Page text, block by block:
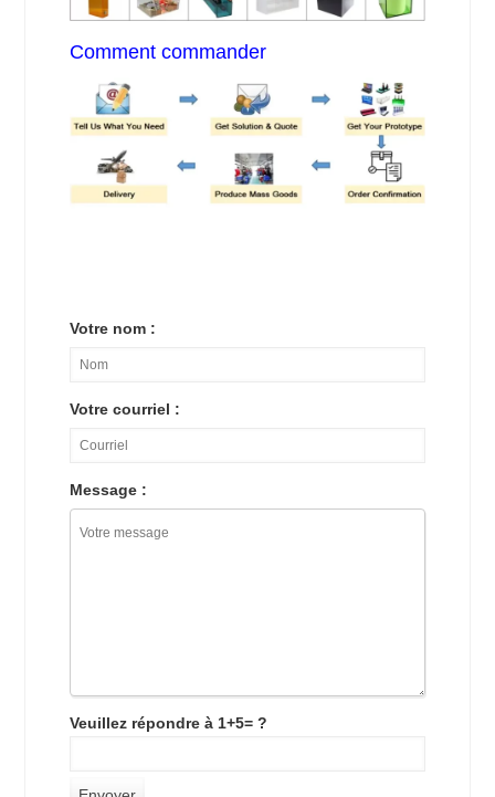
Comment commander
Votre nom :
Votre courriel :
Message :
Veuillez répondre à 1+5= ?